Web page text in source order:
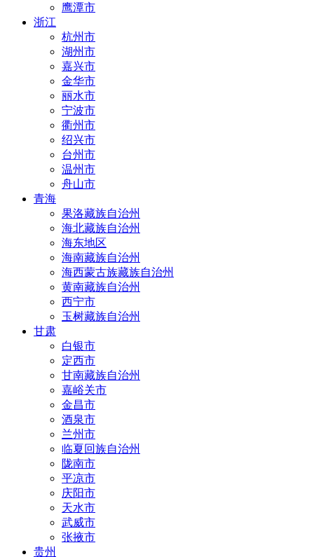
鹰潭市
浙江
杭州市
湖州市
嘉兴市
金华市
丽水市
宁波市
衢州市
绍兴市
台州市
温州市
舟山市
青海
果洛藏族自治州
海北藏族自治州
海东地区
海南藏族自治州
海西蒙古族藏族自治州
黄南藏族自治州
西宁市
玉树藏族自治州
甘肃
白银市
定西市
甘南藏族自治州
嘉峪关市
金昌市
酒泉市
兰州市
临夏回族自治州
陇南市
平凉市
庆阳市
天水市
武威市
张掖市
贵州